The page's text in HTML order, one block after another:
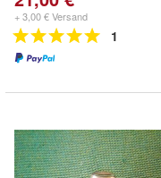
+ 3,00 € Versand
1